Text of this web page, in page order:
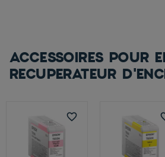
ACCESSOIRES POUR
RECUPERATEUR
favorite_border